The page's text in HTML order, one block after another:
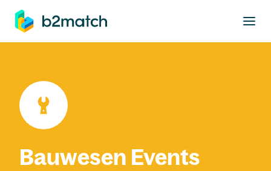
springen
Bauwesen Events